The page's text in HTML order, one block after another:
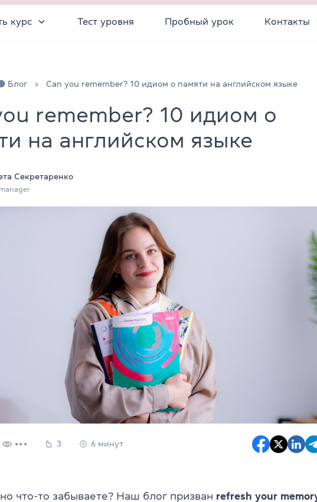
курс Тест уровня Пробный урок Контакты
Блог Can you remember? 10 идиом о памяти на английском языке
remember? 10 идиом о
на английском языке
Секретаренко
3 6 минут
что-то забываете? Наш блог призван refresh your